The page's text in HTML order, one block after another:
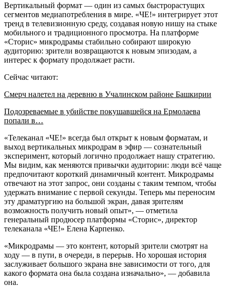
Вертикальный формат — один из самых быстрорастущих
сегментов медиапотребления в мире. «ЧЕ!» интегрирует этот
тренд в телевизионную среду, создавая новую нишу на стыке
мобильного и традиционного просмотра. На платформе
«Сторис» микродрамы стабильно собирают широкую
аудиторию: зрители возвращаются к новым эпизодам, а
интерес к формату продолжает расти.
Сейчас читают:
Смерч налетел на деревню в Учалинском районе Башкирии
Подозреваемые в убийстве покушавшейся на Ермолаева
попали в…
«Телеканал «ЧЕ!» всегда был открыт к новым форматам, и
выход вертикальных микродрам в эфир — сознательный
эксперимент, который логично продолжает нашу стратегию.
Мы видим, как меняются привычки аудитории: люди всё чаще
предпочитают короткий динамичный контент. Микродрамы
отвечают на этот запрос, они созданы с таким темпом, чтобы
удержать внимание с первой секунды. Теперь мы переносим
эту драматургию на большой экран, давая зрителям
возможность получить новый опыт», — отметила
генеральный продюсер платформы «Сторис», директор
телеканала «ЧЕ!» Елена Карпенко.
«Микродрамы — это контент, который зрители смотрят на
ходу — в пути, в очереди, в перерыв. Но хорошая история
заслуживает большого экрана вне зависимости от того, для
какого формата она была создана изначально», — добавила
она.